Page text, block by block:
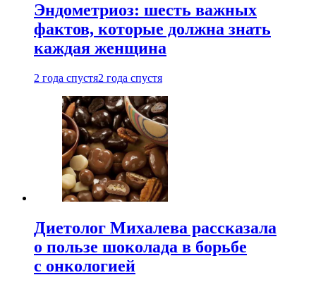
Эндометриоз: шесть важных
фактов, которые должна знать
каждая женщина
2 года спустя2 года спустя
Диетолог Михалева рассказала
о пользе шоколада в борьбе
с онкологией